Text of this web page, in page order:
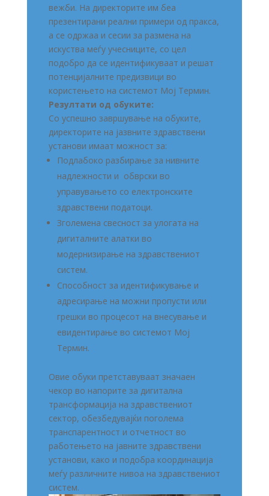
вежби. На директорите им беа
презентирани реални примери од пракса,
а се одржаа и сесии за размена на
искуства меѓу учесниците, со цел
подобро да се идентификуваат и решат
потенцијалните предизвици во
користењето на системот Мој Термин.
Резултати од обуките:
Со успешно завршување на обуките,
директорите на јазвните здравствени
установи имаат можност за:
Подлабоко разбирање за нивните
надлежности и обврски во
управувањето со електронските
здравствени податоци.
Зголемена свесност за улогата на
дигиталните алатки во
модернизирање на здравствениот
систем.
Способност за идентификување и
адресирање на можни пропусти или
грешки во процесот на внесување и
евидентирање во системот Мој
Термин.
Овие обуки претставуваат значаен
чекор во напорите за дигитална
трансформација на здравствениот
сектор, обезбедувајќи поголема
транспарентност и отчетност во
работењето на јавните здравствени
установи, како и подобра координација
меѓу различните нивоа на здравствениот
систем.